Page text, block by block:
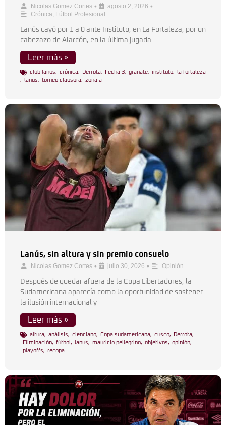
Nicolas Gomez Cortes • agosto 2, 2026 •
Crónica, Fútbol Profesional
Lanús cayó por 1 a 0 ante Instituto, en La Fortaleza, por un
cabezazo de Alarcón, en la última jugada
Leer más »
club lanus, crónica, Derrota, Fecha 3, granate, instituto,
la fortaleza
,
lanus, torneo clausura, zona a
Lanús, sin altura y sin premio consuelo
Nicolas Gomez Cortes • julio 30, 2026 • Opinión
Después de quedar afuera de la Copa Libertadores, la
Sudamericana aparecía como la oportunidad de sostener
la ilusión internacional y
Leer más »
altura, análisis, cienciano, Copa sudamericana, cusco, Derrota,
Eliminación, fútbol , lanus, mauricio pellegrino, objetivos, opinión,
playoffs, recopa